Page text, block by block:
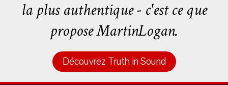
la plus authentique - c'est ce que
propose MartinLogan.
Découvrez Truth in Sound